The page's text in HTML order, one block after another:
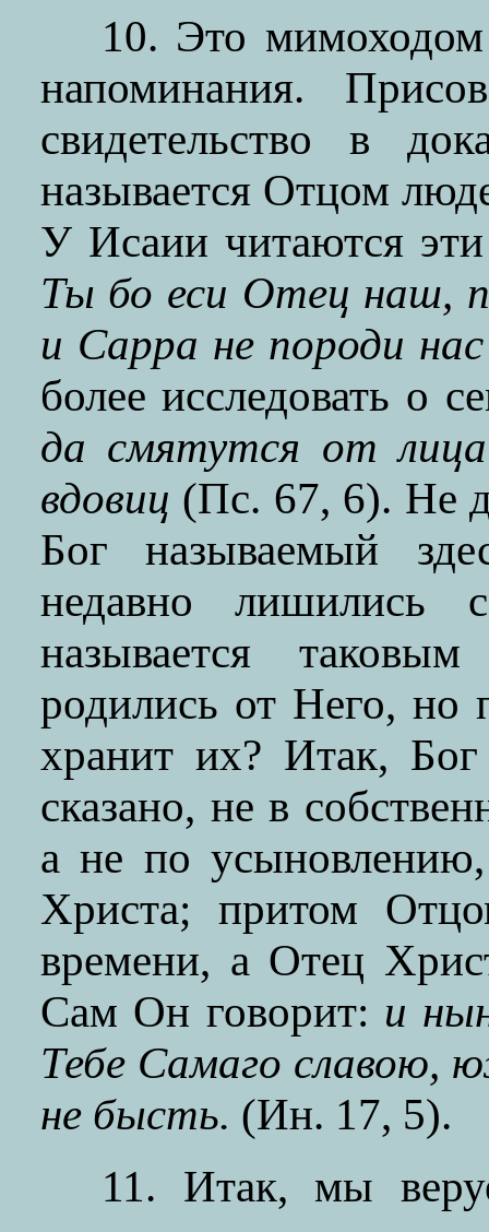
10. Это мимоходом
напоминания.
свидетельство в
называется Отцом
У Исаии читаются
Ты бо еси Отец наш,
и Сарра не породи нас
более исследовать о
да смятутся от
вдовиц (Пс. 67, 6). Не
Бог называемый
недавно лишились
называется
родились от Него, но
хранит их? Итак,
сказано, не в
а не по
Христа; притом
времени, а Отец
Сам Он говорит: и
Тебе Самаго славою,
не бысть. (Ин. 17, 5).
11. Итак, мы